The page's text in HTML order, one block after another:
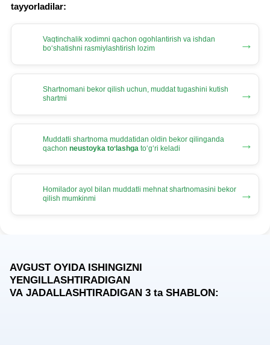
tayyorladilar:
Vaqtinchalik хodimni qachon ogohlantirish va ishdan
boʻshatishni rasmiylashtirish lozim
→
Shartnomani bekor qilish uchun, muddat tugashini kutish
shartmi
→
Muddatli shartnoma muddatidan oldin bekor qilinganda
qachon neustoyka toʻlashga toʻgʻri keladi →
Homilador ayol bilan muddatli mehnat shartnomasini bekor
qilish mumkinmi
→
AVGUST OYIDA ISHINGIZNI
YENGILLASHTIRADIGAN
VA JADALLASHTIRADIGAN 3 taSHABLON: